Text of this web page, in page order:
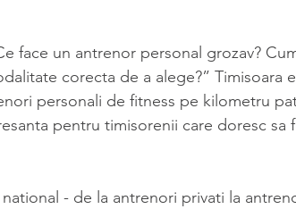
face un antrenor personal grozav?
corecta de a alege?” Timisoara
personali de fitness pe kilometru
pentru timisorenii care doresc sa
- de la antrenori privati la